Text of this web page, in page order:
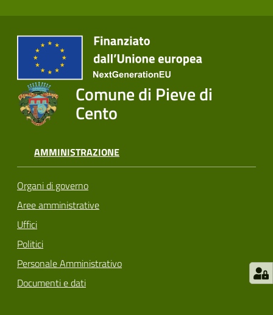
Comune di Pieve di
Cento
AMMINISTRAZIONE
Organi di governo
Aree amministrative
Uffici
Politici
Personale Amministrativo
Documenti e dati